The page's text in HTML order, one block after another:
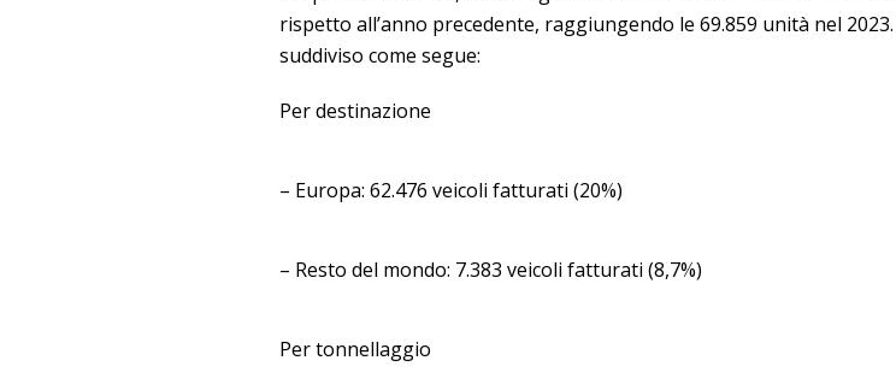
rispetto all’anno precedente, raggiungendo le 69.859 unità nel
suddiviso come segue:
Per destinazione
– Europa: 62.476 veicoli fatturati (20%)
– Resto del mondo: 7.383 veicoli fatturati (8,7%)
Per tonnellaggio